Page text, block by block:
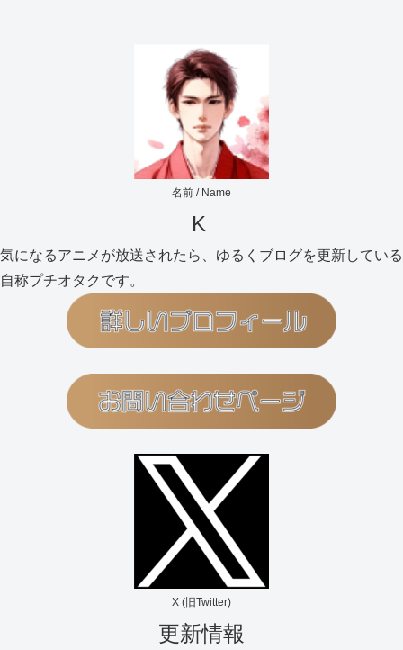
名前 / Name
K
気になるアニメが放送されたら、ゆるくブログを更新している
自称プチオタクです。
X (旧Twitter)
更新情報